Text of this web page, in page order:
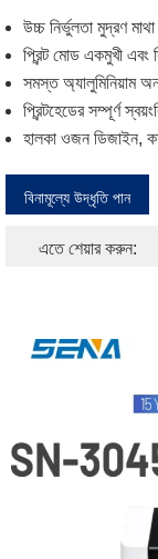
উচ্চ নির্ভুলতা মুদ্রণ মাথা
প্রিন্ট মোড একমুখী এবং
সমস্ত অ্যালুমিনিয়াম
প্রিন্টহেডের সম্পূর্ণ
হালকা ওজন ডিজাইন,
বিনামূল্যে উদ্ধৃতি পান
এতে শেয়ার করুন: